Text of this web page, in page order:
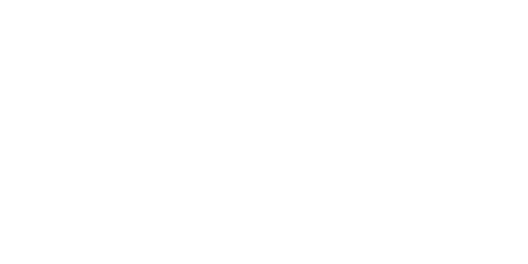
con contenido editorial y publicitario a aquellos usuarios que se suscriban a la newsletter de sus